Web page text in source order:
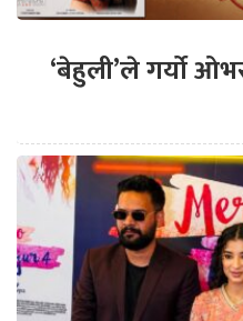
‘बेहुली’ले गर्यो